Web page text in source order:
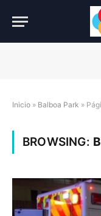
Inicio » Balboa Park »
BROWSING: